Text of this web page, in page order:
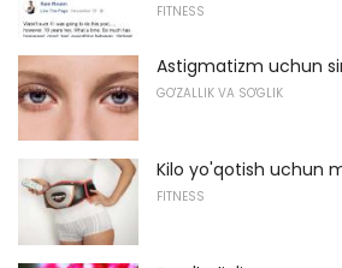
FITNESS
Astigmatizm uchun
GO'ZALLIK VA SO'GLIK
Kilo yo'qotish uchun
FITNESS